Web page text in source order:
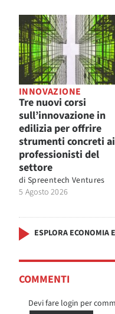
INNOVAZIONE
Tre nuovi corsi
sull’innovazione in
edilizia per offrire
strumenti concreti ai
professionisti del
settore
di Spreentech Ventures
5 Agosto 2026
ESPLORA ECONOMIA
COMMENTI
Devi fare login per